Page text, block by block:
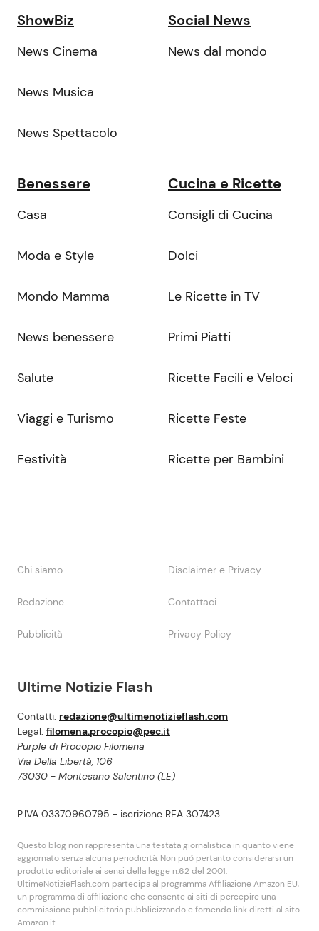
Ultime Notizie Flash
Contatti: redazione@ultimenotizieflash.com
Legal: filomena.procopio@pec.it
Purple di Procopio Filomena
Via Della Libertà, 106
73030 - Montesano Salentino (LE)
P.IVA 03370960795 - iscrizione REA 307423
Questo blog non rappresenta una testata giornalistica in quanto viene
aggiornato senza alcuna periodicità. Non puó pertanto considerarsi un
prodotto editoriale ai sensi della legge n.62 del 2001.
UltimeNotizieFlash.com partecipa al programma Affiliazione Amazon EU,
un programma di affiliazione che consente ai siti di percepire una
commissione pubblicitaria pubblicizzando e fornendo link diretti al sito
Amazon.it.
ShowBiz
News Cinema
News Musica
News Spettacolo
Social News
News dal mondo
Benessere
Casa
Moda e Style
Mondo Mamma
News benessere
Salute
Viaggi e Turismo
Festività
Cucina e Ricette
Consigli di Cucina
Dolci
Le Ricette in TV
Primi Piatti
Ricette Facili e Veloci
Ricette Feste
Ricette per Bambini
Chi siamo Disclaimer e Privacy
Redazione Contattaci
Pubblicità Privacy Policy